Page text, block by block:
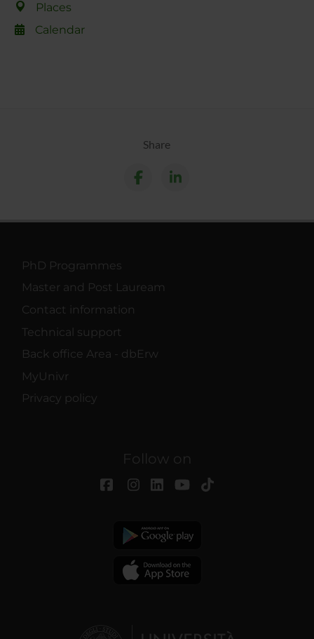
Places
Calendar
Share
PhD Programmes
Master and Post Lauream
Contact information
Technical support
Back office Area - dbErw
MyUnivr
Privacy policy
Follow on